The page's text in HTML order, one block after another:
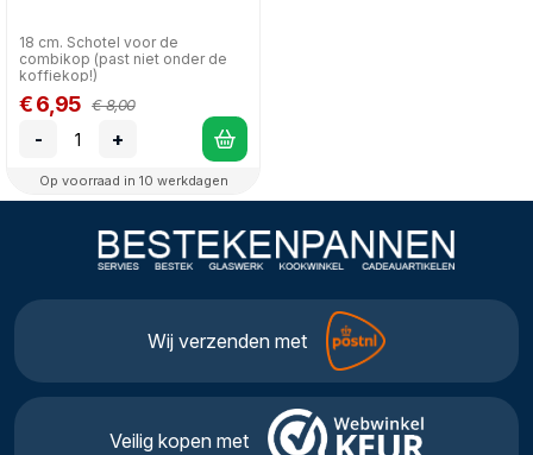
18 cm. Schotel voor de
combikop (past niet onder de
koffiekop!)
€ 6,95 € 8,00
- +
Op voorraad in 10 werkdagen
Wij verzenden met
Veilig kopen met